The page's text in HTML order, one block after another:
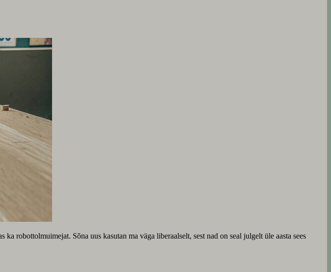
robottolmuimejat. Sõna uus kasutan ma väga liberaalselt, sest nad on seal julgelt üle aasta sees